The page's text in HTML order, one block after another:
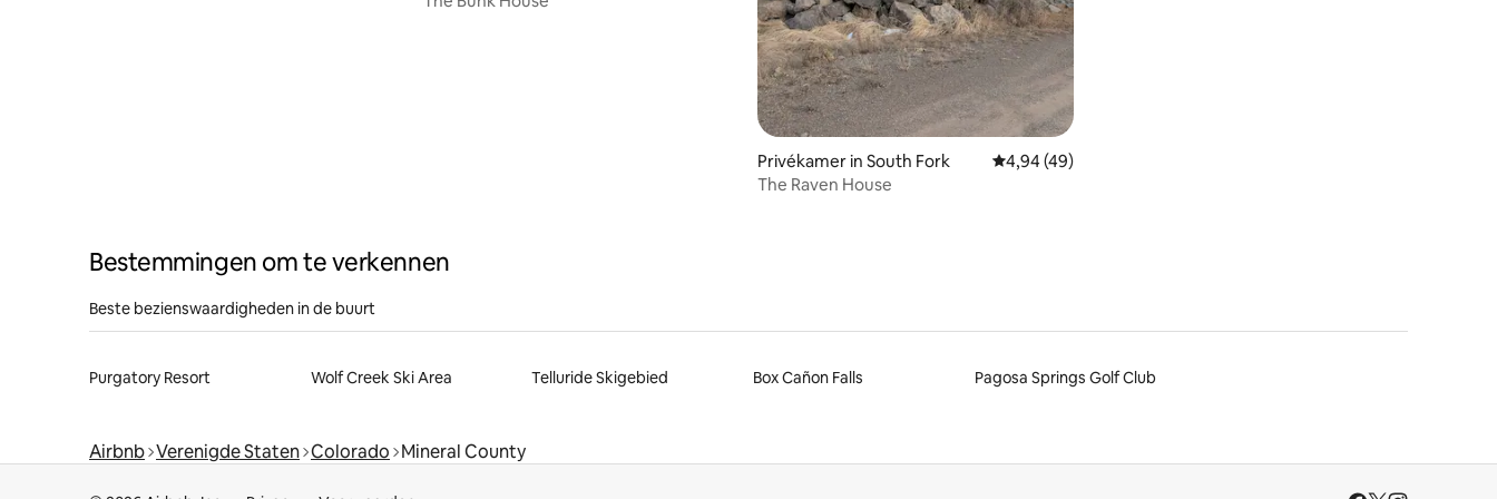
Privékamer in South Fork Gemiddelde beoordeling van 4,94 uit 5, 49 recensies
4,94 (49)
The Raven House
Bestemmingen om te verkennen
Beste bezienswaardigheden in de buurt
Purgatory Resort Wolf Creek Ski Area Telluride Skigebied Box Cañon Falls Pagosa Springs Golf Club
Airbnb Verenigde Staten Colorado Mineral County